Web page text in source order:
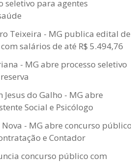
seletivo para agentes
Teixeira - MG publica edital de
salários de até R$ 5.494,76
- MG abre processo seletivo
do Galho - MG abre
Social e Psicólogo
- MG abre concurso
e Contador
concurso público com